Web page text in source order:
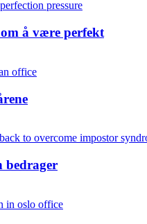
om å være perfekt
bedrager